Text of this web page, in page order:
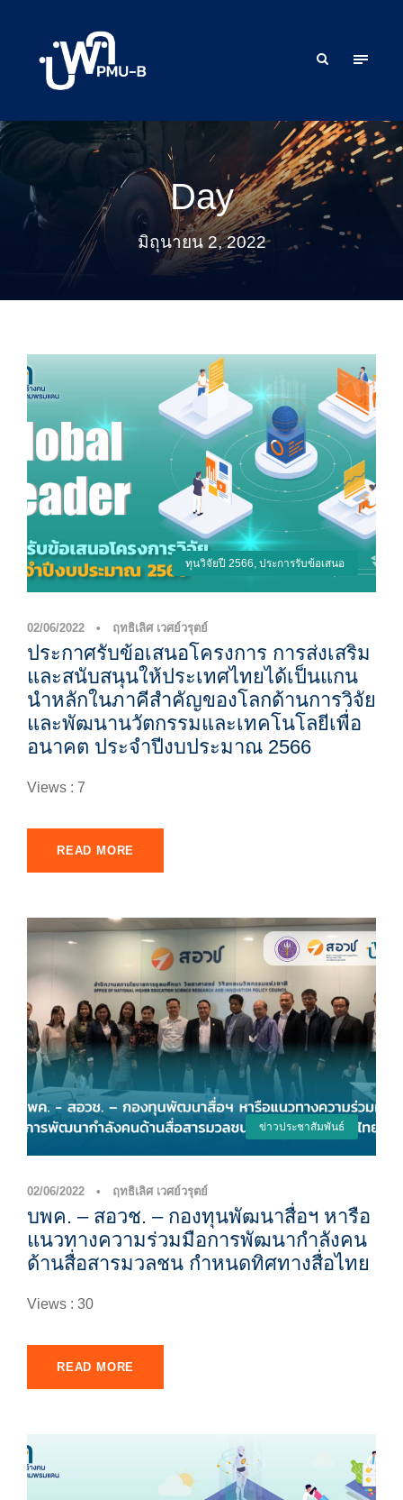
Day
มิถุนายน 2, 2022
ทุนวิจัยปี 2566, ประการรับข้อเสนอ
02/06/2022 • ฤทธิเลิศ เวศย์วรุตย์
ประกาศรับข้อเสนอโครงการ การส่งเสริม
และสนับสนุนให้ประเทศไทยได้เป็นแกน
นำหลักในภาคีสำคัญของโลกด้านการวิจัย
และพัฒนานวัตกรรมและเทคโนโลยีเพื่อ
อนาคต ประจำปีงบประมาณ 2566
Views : 7
READ MORE
ข่าวประชาสัมพันธ์
02/06/2022 • ฤทธิเลิศ เวศย์วรุตย์
บพค. – สอวช. – กองทุนพัฒนาสื่อฯ หารือ
แนวทางความร่วมมือการพัฒนากำลังคน
ด้านสื่อสารมวลชน กำหนดทิศทางสื่อไทย
Views : 30
READ MORE